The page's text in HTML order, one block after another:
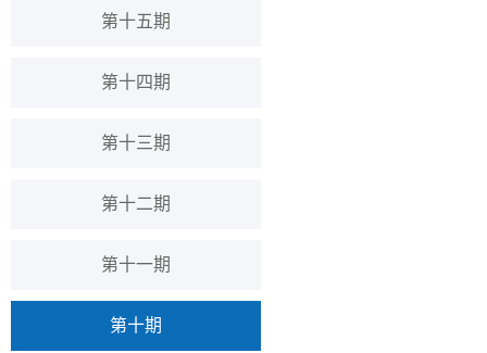
第十五期
第十四期
第十三期
第十二期
第十一期
第十期